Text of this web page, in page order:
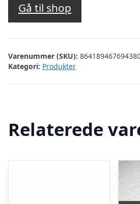
Gå til shop
Varenummer (SKU):
Kategori: Produkter
Relaterede